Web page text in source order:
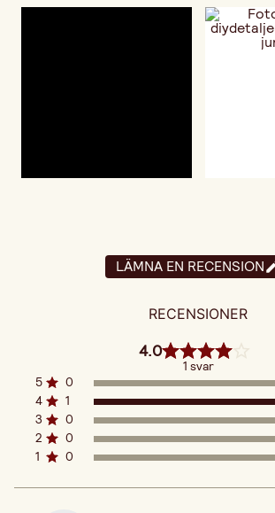
LÄMNA EN RECENSION
RECENSIONER
4.0
1 svar
5
0
4
1
3
0
2
0
1
0